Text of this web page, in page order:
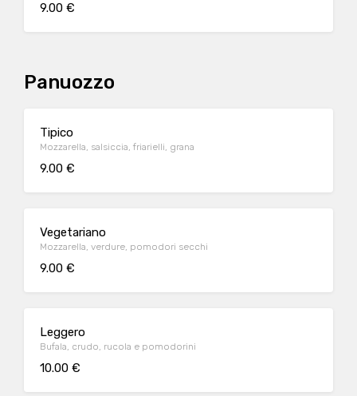
9.00 €
Panuozzo
Tipico
Mozzarella, salsiccia, friarielli, grana
9.00 €
Vegetariano
Mozzarella, verdure, pomodori secchi
9.00 €
Leggero
Bufala, crudo, rucola e pomodorini
10.00 €